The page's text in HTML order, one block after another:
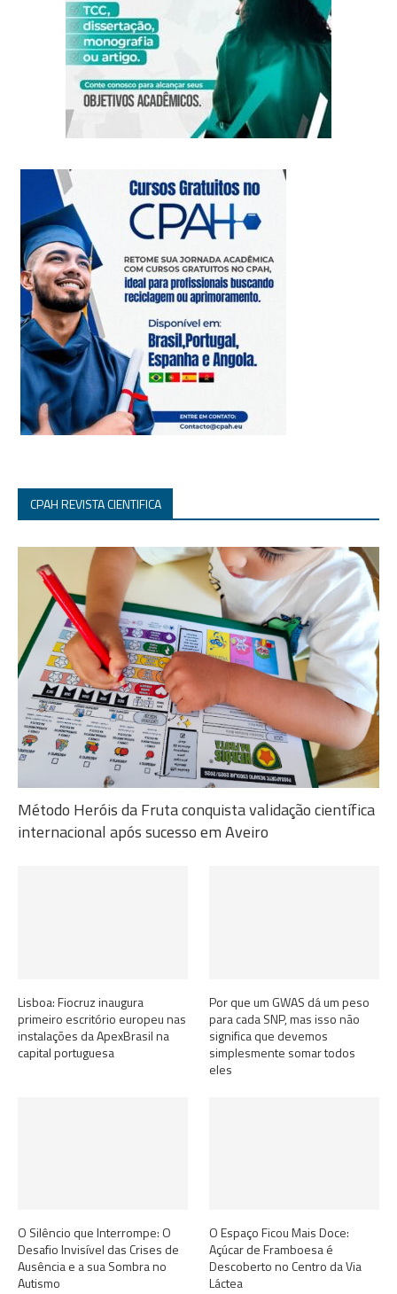
CPAH REVISTA CIENTIFICA
Método Heróis da Fruta conquista validação científica
internacional após sucesso em Aveiro
Lisboa: Fiocruz inaugura
primeiro escritório europeu nas
instalações da ApexBrasil na
capital portuguesa
Por que um GWAS dá um peso
para cada SNP, mas isso não
significa que devemos
simplesmente somar todos
eles
O Silêncio que Interrompe: O
Desafio Invisível das Crises de
Ausência e a sua Sombra no
Autismo
O Espaço Ficou Mais Doce:
Açúcar de Framboesa é
Descoberto no Centro da Via
Láctea